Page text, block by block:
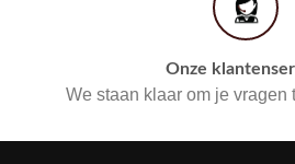
Onze
We staan klaar om je vragen